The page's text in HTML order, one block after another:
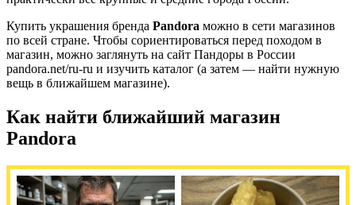
Купить украшения бренда Pandora можно в сети магазинов
по всей стране. Чтобы сориентироваться перед походом в
магазин, можно заглянуть на сайт Пандоры в России
pandora.net/ru-ru и изучить каталог (а затем — найти нужную
вещь в ближайшем магазине).
Как найти ближайший магазин
Pandora